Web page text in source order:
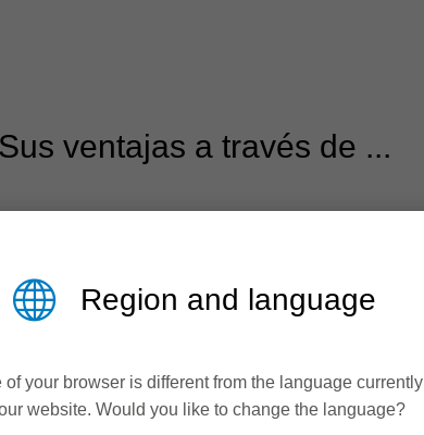
Sus ventajas a través de ...
Region and language
your browser is different from the language currently
website. Would you like to change the language?